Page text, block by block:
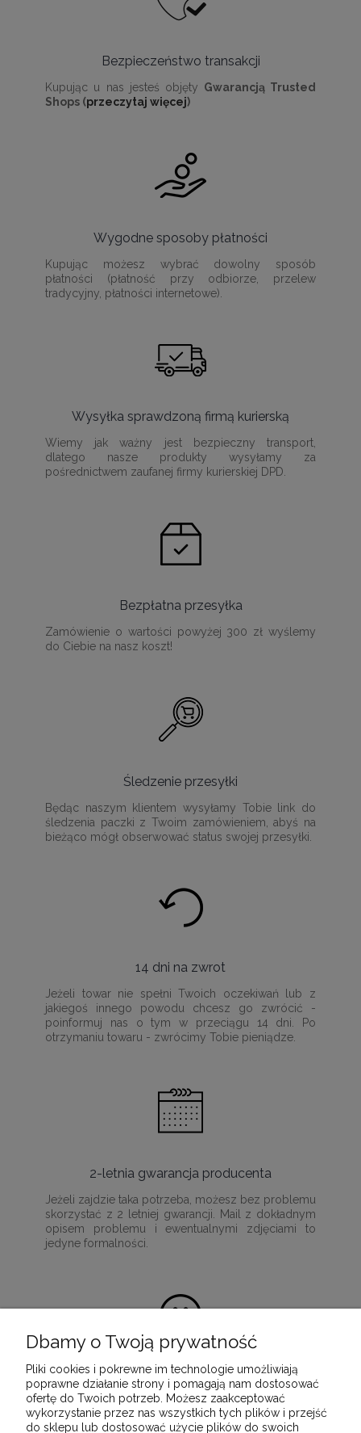
Bezpieczeństwo transakcji
Kupując u nas jesteś objęty Gwarancją Trusted
Shops (przeczytaj więcej)
Wygodne sposoby płatności
Kupując możesz wybrać dowolny sposób
płatności (płatność przy odbiorze, przelew
tradycyjny, płatności internetowe).
Wysyłka sprawdzoną firmą kurierską
Wiemy jak ważny jest bezpieczny transport,
dlatego nasze produkty wysyłamy za
pośrednictwem zaufanej firmy kurierskiej DPD.
Bezpłatna przesyłka
Zamówienie o wartości powyżej 300 zł wyślemy
do Ciebie na nasz koszt!
Śledzenie przesyłki
Będąc naszym klientem wysyłamy Tobie link do
śledzenia paczki z Twoim zamówieniem, abyś na
bieżąco mógł obserwować status swojej przesyłki.
14 dni na zwrot
Jeżeli towar nie spełni Twoich oczekiwań lub z
jakiegoś innego powodu chcesz go zwrócić -
poinformuj nas o tym w przeciągu 14 dni. Po
otrzymaniu towaru - zwrócimy Tobie pieniądze.
2-letnia gwarancja producenta
Jeżeli zajdzie taka potrzeba, możesz bez problemu
skorzystać z 2 letniej gwarancji. Mail z dokładnym
opisem problemu i ewentualnymi zdjęciami to
jedyne formalności.
100% satysfakcji z zakupu
Ponieważ naszą misją jest dostarczenie
wartościowych i wysokiej jakości produktów, które
Dbamy o Twoją prywatność
Pliki cookies i pokrewne im technologie umożliwiają
poprawne działanie strony i pomagają nam dostosować
ofertę do Twoich potrzeb. Możesz zaakceptować
wykorzystanie przez nas wszystkich tych plików i przejść
do sklepu lub dostosować użycie plików do swoich